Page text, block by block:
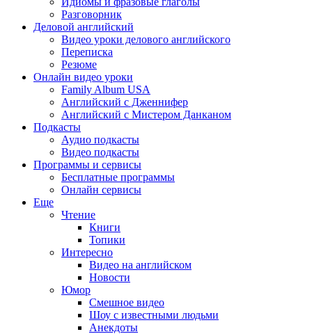
Разговорник
Деловой английский
Видео уроки делового английского
Переписка
Резюме
Онлайн видео уроки
Family Album USA
Английский с Дженнифер
Английский с Мистером Данканом
Подкасты
Аудио подкасты
Видео подкасты
Программы и сервисы
Бесплатные программы
Онлайн сервисы
Еще
Чтение
Книги
Топики
Интересно
Видео на английском
Новости
Юмор
Смешное видео
Шоу с известными людьми
Анекдоты